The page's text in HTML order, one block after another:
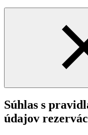
Súhlas s
údajov